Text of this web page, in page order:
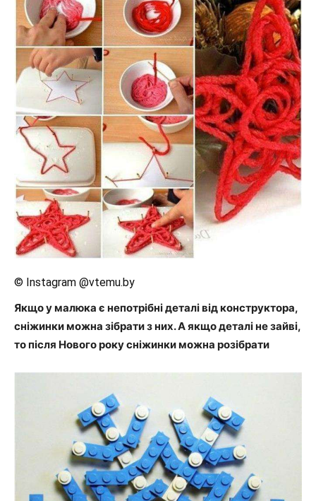
© Instagram @vtemu.by
Якщо у малюка є непотрібні деталі від конструктора,
сніжинки можна зібрати з них. А якщо деталі не зайві,
то після Нового року сніжинки можна розібрати